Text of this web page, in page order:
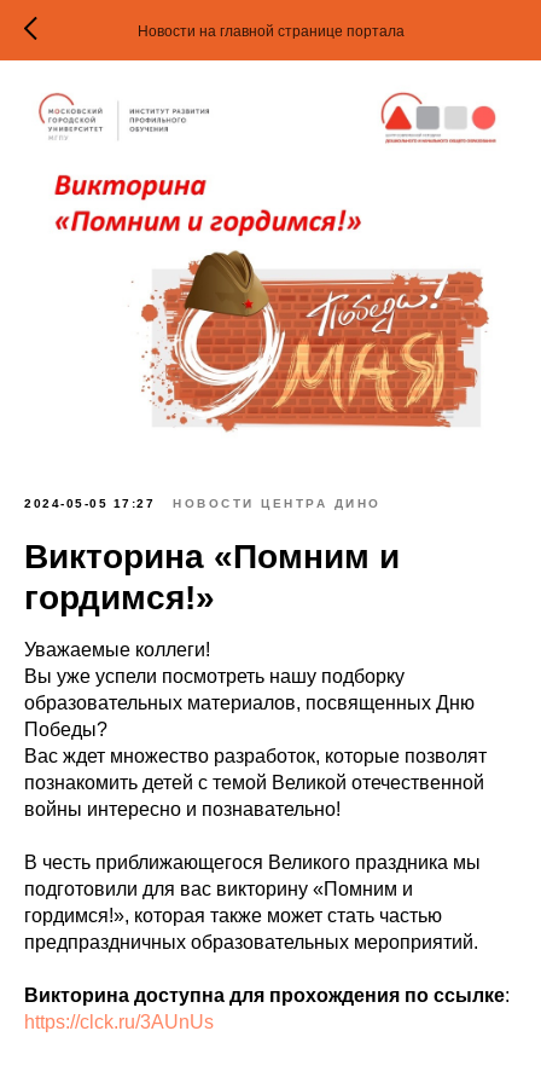
Новости на главной странице портала
2024-05-05 17:27 НОВОСТИ ЦЕНТРА ДИНО
Викторина «Помним и
гордимся!»
Уважаемые коллеги!
Вы уже успели посмотреть нашу подборку
образовательных материалов, посвященных Дню
Победы?
Вас ждет множество разработок, которые позволят
познакомить детей с темой Великой отечественной
войны интересно и познавательно!
В честь приближающегося Великого праздника мы
подготовили для вас викторину «Помним и
гордимся!», которая также может стать частью
предпраздничных образовательных мероприятий.
Викторина доступна для прохождения по ссылке:
https://clck.ru/3AUnUs